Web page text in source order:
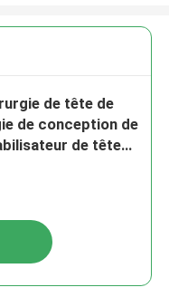
de tête de
de conception de
de tête